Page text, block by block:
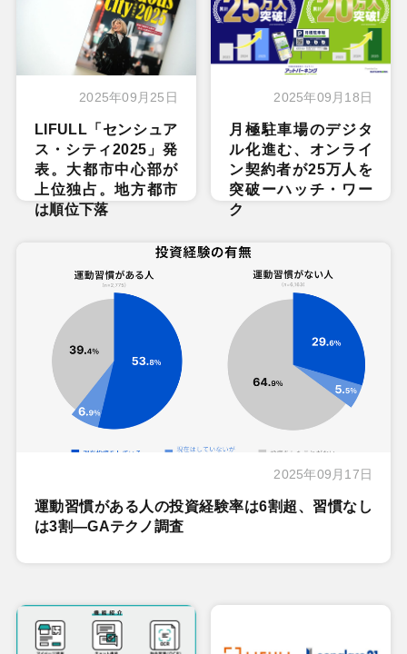
2025年09月25日
LIFULL「センシュア
ス・シティ2025」発
表。大都市中心部が
上位独占。地方都市
は順位下落
2025年09月18日
月極駐車場のデジタ
ル化進む、オンライ
ン契約者が25万人を
突破ーハッチ・ワー
ク
2025年09月17日
運動習慣がある人の投資経験率は6割超、習慣なし
は3割―GAテクノ調査